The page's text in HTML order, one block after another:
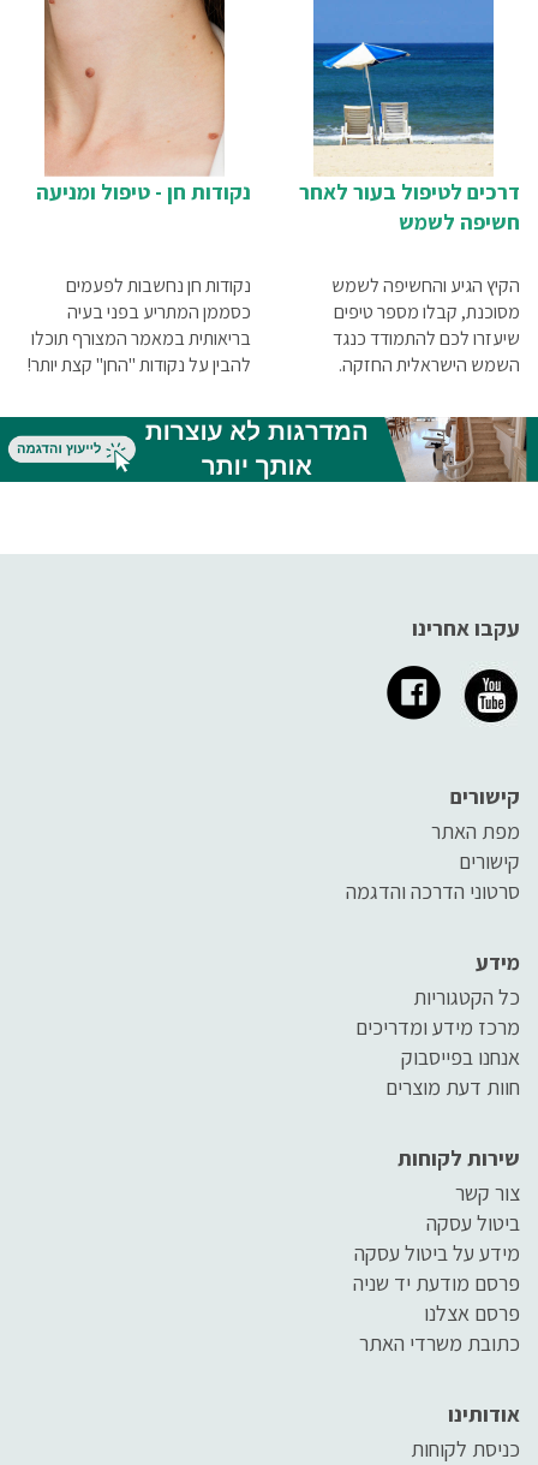
דרכים לטיפול בעור לאחר
חשיפה לשמש
הקיץ הגיע והחשיפה לשמש
מסוכנת, קבלו מספר טיפים
שיעזרו לכם להתמודד כנגד
השמש הישראלית החזקה.
נקודות חן - טיפול ומניעה
נקודות חן נחשבות לפעמים
כסממן המתריע בפני בעיה
בריאותית במאמר המצורף תוכלו
להבין על נקודות "החן" קצת יותר!
עקבו אחרינו
קישורים
מפת האתר
קישורים
סרטוני הדרכה והדגמה
מידע
כל הקטגוריות
מרכז מידע ומדריכים
אנחנו בפייסבוק
חוות דעת מוצרים
שירות לקוחות
צור קשר
ביטול עסקה
מידע על ביטול עסקה
פרסם מודעת יד שניה
פרסם אצלנו
כתובת משרדי האתר
אודותינו
כניסת לקוחות